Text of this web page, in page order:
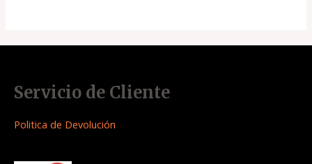
Servicio de Cliente
Politica de Devolución